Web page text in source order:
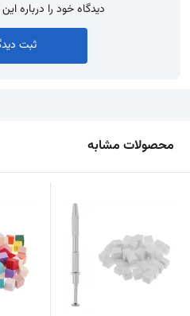
دیدگاه خود را درباره
ثبت
محصولات مشابه